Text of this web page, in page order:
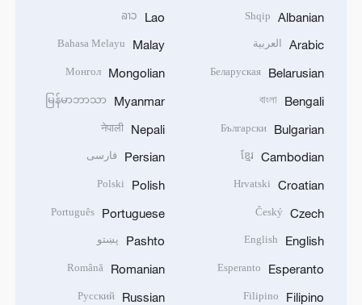
Albanian
Shqip
Arabic العربية
Belarusian
Беларуская
Bengali
বাংলা
Bulgarian
Български
Cambodian
ខ្មែរ
Croatian
Hrvatski
Czech
Český
English
English
Esperanto
Esperanto
Filipino
Filipino
Lao
ລາວ
Malay
Bahasa Melayu
Mongolian
Монгол
Myanmar
မြန်မာဘာသာ
Nepali
नेपाली
Persian فارسی
Polish
Polski
Portuguese
Português
Pashto پښتو
Romanian
Română
Russian
Русский